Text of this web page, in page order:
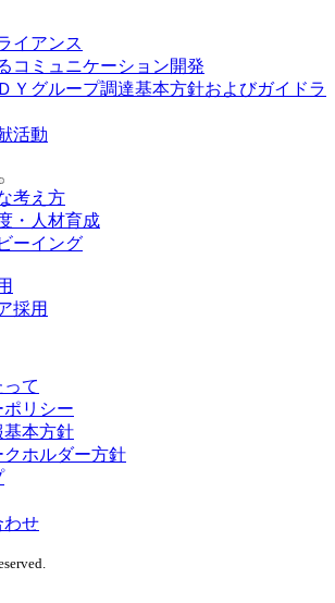
イアンス
コミュニケーション開発
Ｙグループ調達基本方針およびガイドラ
活動
考え方
・人材育成
ーイング
採用
て
リシー
基本方針
ホルダー方針
わせ